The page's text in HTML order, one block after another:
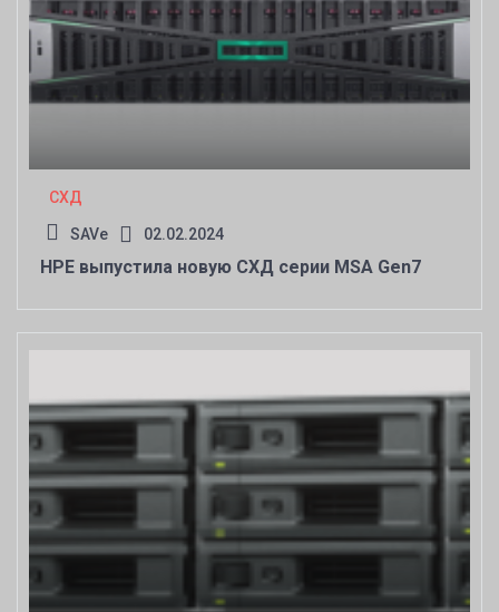
СХД
SAVe 02.02.2024
HPE выпустила новую СХД серии MSA Gen7